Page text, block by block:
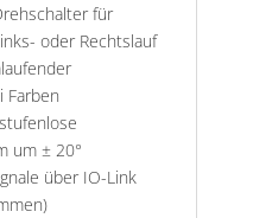
für
oder Rechtslauf
Farben
um ± 20°
über IO-Link